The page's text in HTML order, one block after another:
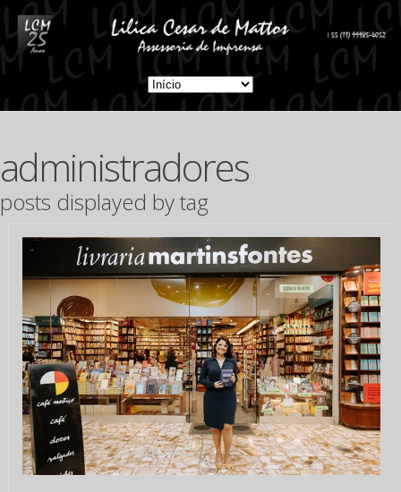
administradores
posts displayed by tag